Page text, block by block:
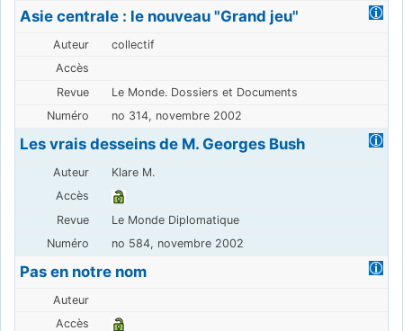
Asie centrale : le nouveau "Grand jeu"
collectif
Le Monde. Dossiers et Documents
no 314, novembre 2002
Les vrais desseins de M. Georges Bush
Klare M.
Le Monde Diplomatique
no 584, novembre 2002
Pas en notre nom